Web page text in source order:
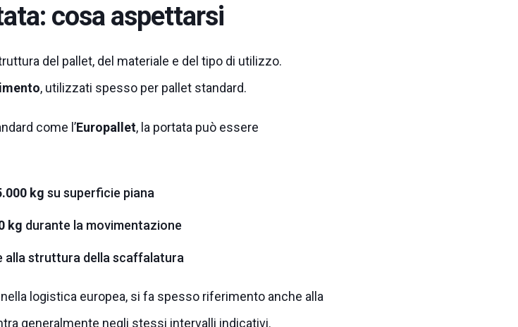
cosa aspettarsi
del pallet, del materiale e del tipo di utilizzo.
, utilizzati spesso per pallet standard.
come l’Europallet, la portata può essere
kg su superficie piana
kg durante la movimentazione
alla struttura della scaffalatura
logistica europea, si fa spesso riferimento anche alla
generalmente negli stessi intervalli indicativi.